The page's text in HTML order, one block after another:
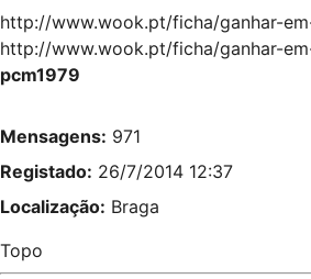
http://www.wook.pt/ficha/ganhar-
http://www.wook.pt/ficha/ganhar-
pcm1979
Mensagens: 971
Registado: 26/7/2014 12:37
Localização: Braga
Topo